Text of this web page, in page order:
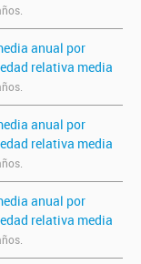
anual por
relativa media
anual por
relativa media
anual por
relativa media